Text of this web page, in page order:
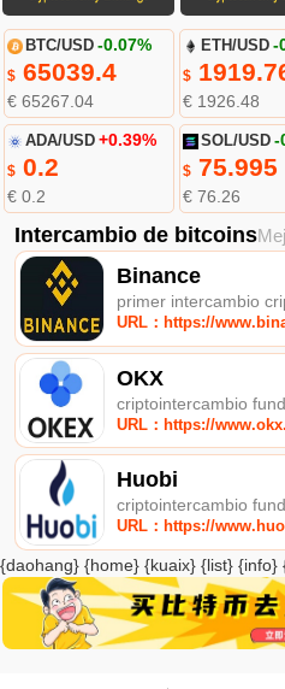
BTC/USD -0.07%
$65039.4
€ 65267.04
ETH/USD -
$
€ 1926.48
ADA/USD +0.39%
$0.2
€ 0.2
SOL/USD -
$ 75.995
€ 76.26
Intercambio de bitcoins
Binance
primer intercambio
URL：https://
OKX
criptointercambio
URL：https://
Huobi
criptointercambio
URL：https://
{daohang} {home} {kuaix} {list} {info}